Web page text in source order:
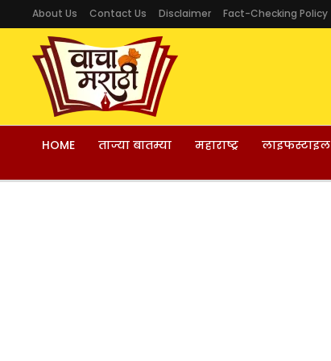
About Us Contact Us Disclaimer Fact-Checking Policy
HOME ताज्या बातम्या महाराष्ट्र लाइफस्टाइल